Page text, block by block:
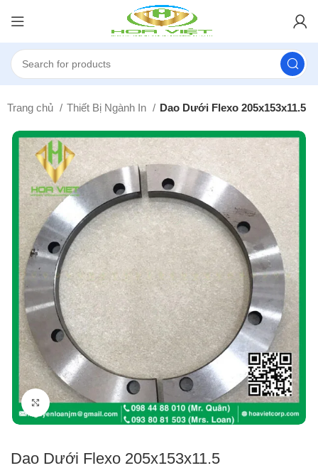
Trang chủ Thiết Bị Ngành In Dao Dưới Flexo 205x153x11.5
Click to enlarge
Dao Dưới Flexo 205x153x11.5